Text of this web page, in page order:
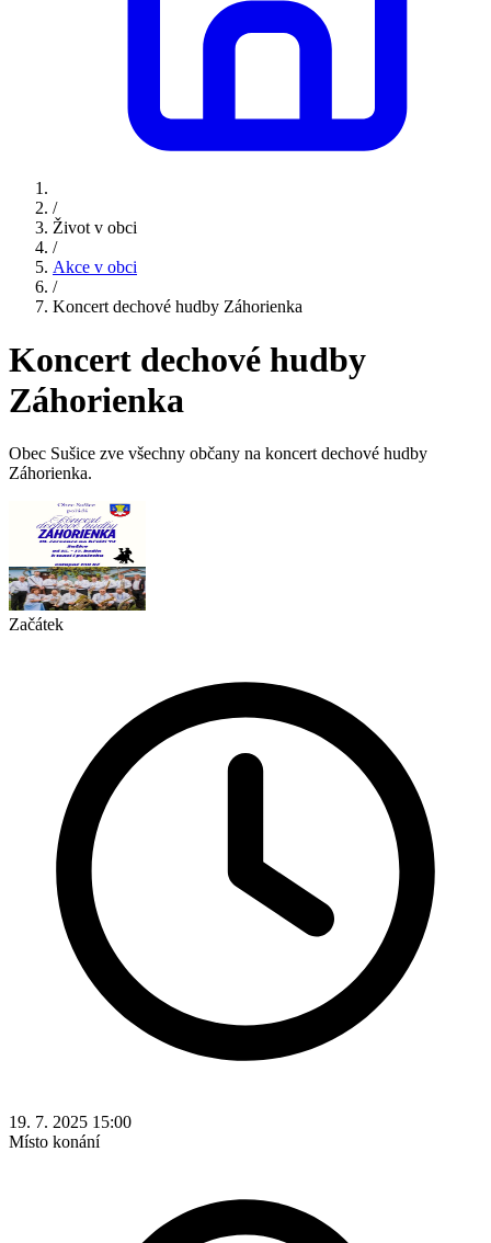
/
Život v obci
/
Akce v obci
/
Koncert dechové hudby Záhorienka
Koncert dechové hudby
Záhorienka
Obec Sušice zve všechny občany na koncert dechové hudby
Záhorienka.
Začátek
19. 7. 2025 15:00
Místo konání